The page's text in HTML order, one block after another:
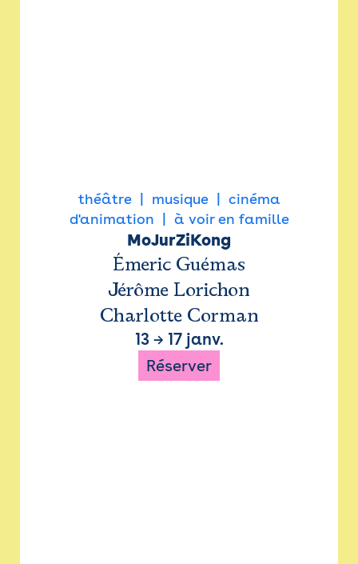
théâtre musique
cinéma
d'animation
à voir en famille
MoJurZiKong
Émeric Guémas
Jérôme Lorichon
Charlotte Corman
13→ 17 janv.
Réserver